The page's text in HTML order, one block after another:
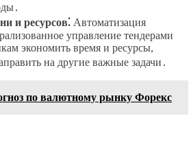
и ресурсов⁚ Автоматизация
управление тендерами
экономить время и ресурсы,
на другие важные задачи․
по валютному рынку Форекс